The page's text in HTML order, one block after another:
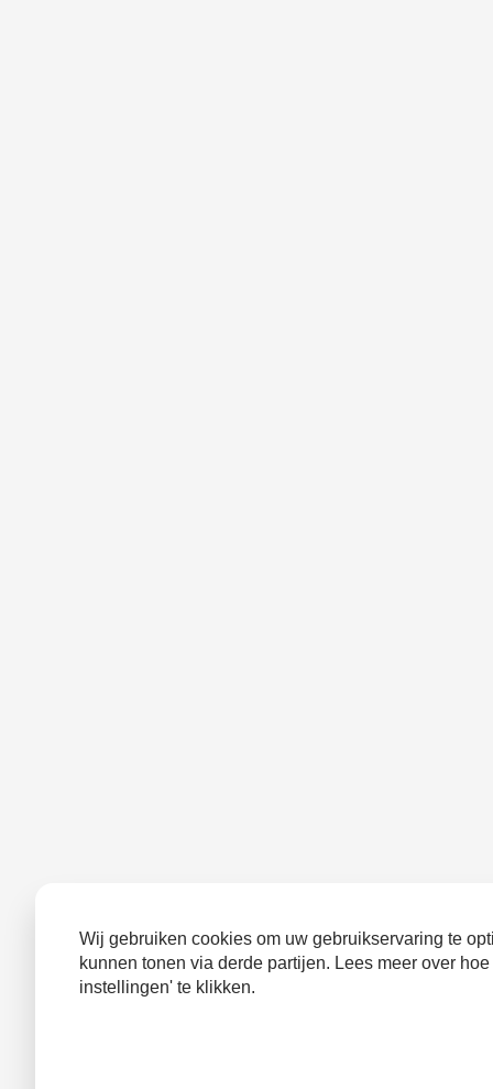
Wij gebruiken cookies om uw gebruikservaring te
kunnen tonen via derde partijen. Lees meer over
instellingen' te klikken.